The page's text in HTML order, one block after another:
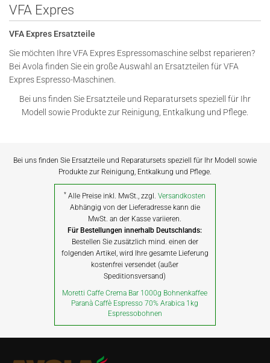
VFA Expres
VFA Expres Ersatzteile
Sie möchten Ihre VFA Expres Espressomaschine selbst reparieren?
Bei Avola finden Sie ein große Auswahl an Ersatzteilen für VFA
Expres Espresso-Maschinen.
Bei uns finden Sie Ersatzteile und Reparatursets speziell für Ihr
Modell sowie Produkte zur Reinigung, Entkalkung und Pflege.
Bei uns finden Sie Ersatzteile und Reparatursets speziell für Ihr Modell sowie
Produkte zur Reinigung, Entkalkung und Pflege.
* Alle Preise inkl. MwSt., zzgl.Versandkosten
Abhängig von der Lieferadresse kann die
MwSt. an der Kasse variieren.
Für Bestellungen innerhalb Deutschlands:
Bestellen Sie zusätzlich mind. einen der
folgenden Artikel, wird Ihre gesamte Lieferung
kostenfrei versendet (außer
Speditionsversand)
Moretti Caffe Crema Bar 1000g Bohnenkaffee
Paranà Caffè Espresso 70% Arabica 1kg
Espressobohnen